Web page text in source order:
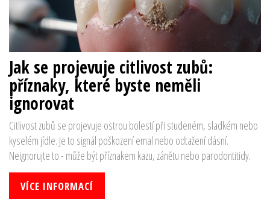
Jak se projevuje citlivost zubů:
příznaky, které byste neměli
ignorovat
Citlivost zubů se projevuje ostrou bolestí při studeném, sladkém nebo
kyselém jídle. Je to signál poškození emal nebo odtažení dásní.
Neignorujte to - může být příznakem kazu, zánětu nebo parodontitidy.
VÍCE INFORMACÍ